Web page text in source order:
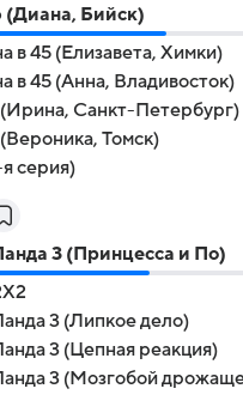
(Диана, Бийск)
в 45 (Елизавета, Химки)
в 45 (Анна, Владивосток)
Санкт-Петербург)
Томск)
серия)
3 (Принцесса и По)
3 (Липкое дело)
3 (Цепная реакция)
3 (Мозгобой